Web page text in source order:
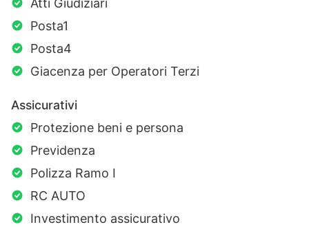
Atti Giudiziari
Posta1
Posta4
Giacenza per Operatori Terzi
Assicurativi
Protezione beni e persona
Previdenza
Polizza Ramo I
RC AUTO
Investimento assicurativo